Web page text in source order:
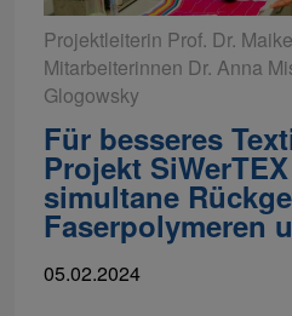
Projektleiterin Prof. Dr.
Mitarbeiterinnen Dr. Anna
Glogowsky
Für besseres
Projekt
simultane
Faserpolymeren
05.02.2024